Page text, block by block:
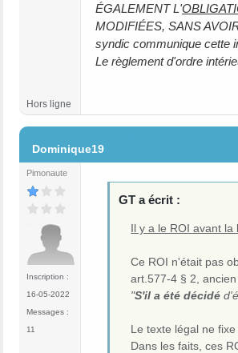
ÉGALEMENT L'
MODIFIÉES, SANS
syndic communique cette
Le règlement d'ordre
Hors ligne
Dominique19
Pimonaute
Inscription :
16-05-2022
Messages :
11
GT a écrit :
Il y a le ROI avant la
Ce ROI n'était pas
art.577-4 § 2,
"S'il a été décidé
Le texte légal ne
Dans les faits, ces